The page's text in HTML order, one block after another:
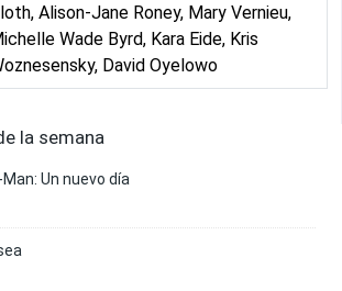
Alison-Jane Roney, Mary Vernieu,
Wade Byrd, Kara Eide, Kris
David Oyelowo
la semana
Un nuevo día